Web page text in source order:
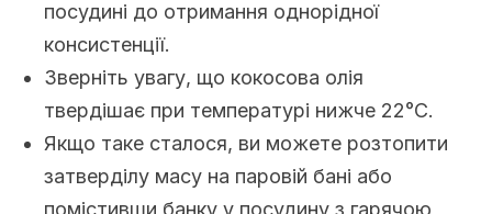
посудині до отримання однорідної
консистенції.
Зверніть увагу, що кокосова олія
твердішає при температурі нижче 22°C.
Якщо таке сталося, ви можете розтопити
затверділу масу на паровій бані або
помістивши банку у посудину з гарячою